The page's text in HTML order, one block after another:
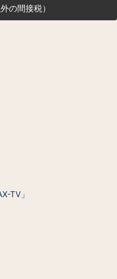
の間接税）
TV」